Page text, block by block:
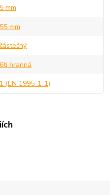
5 mm
55 mm
částečný
6ti hranná
1 (EN 1995-1-1)